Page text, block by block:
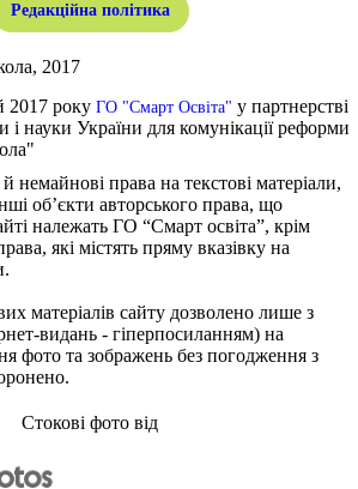
Редакційна політика
2017
2017 року ГО "Смарт Освіта" у партнерстві
і науки України для комунікації реформи
немайнові права на текстові матеріали,
об’єкти авторського права, що
належать ГО “Смарт освіта”, крім
які містять пряму вказівку на
матеріалів сайту дозволено лише з
видань - гіперпосиланням) на
фото та зображень без погодження з
Стокові фото від